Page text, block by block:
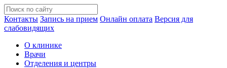
Контакты Запись на прием Онлайн оплата Версия для
слабовидящих
О клинике
Врачи
Отделения и центры